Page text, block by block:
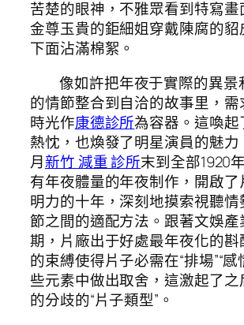
苦楚的眼神，不雅眾看到特寫畫
金尊玉貴的鉅細姐穿戴陳腐的貂
下面沾滿棉絮。
像如許把年夜于實際的異景
的情節整合到自洽的故事里，需
時光作康德診所為容器。這喚起
熱忱，也煥發了明星演員的魅力
月新竹 減重 診所末到全部1920
有年夜體量的年夜制作，開啟了
明力的十年，深刻地摸索視聽情
節之間的適配方法。跟著文娛產
期，片廠出于好處最年夜化的斟
的束縛使得片子必需在“排場”“感
些元素中做出取舍，這激起了之
的分歧的“片子類型”。